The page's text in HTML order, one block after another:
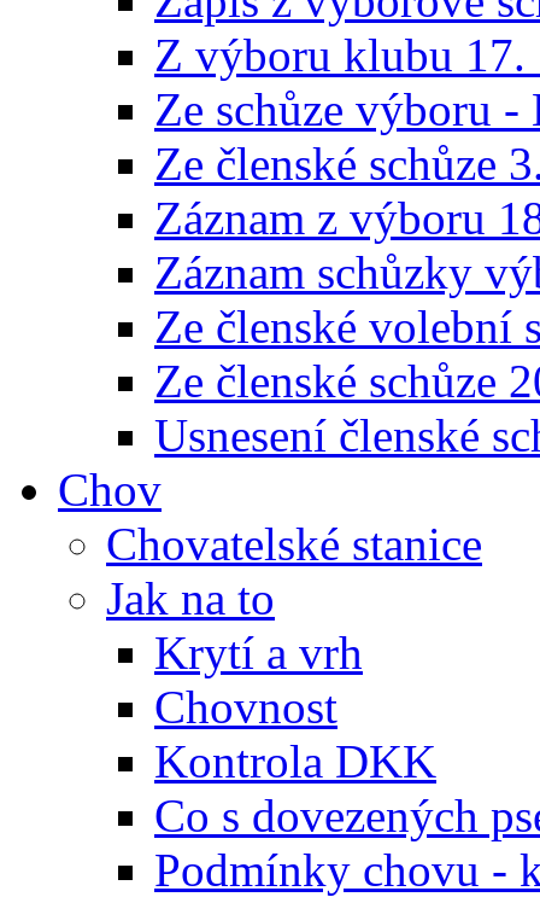
Z výboru klubu 17.
Ze schůze výboru
Ze členské schůze
Záznam z výboru
Záznam schůzky
Ze členské volební
Ze členské schůze
Usnesení členské
Chov
Chovatelské stanice
Jak na to
Krytí a vrh
Chovnost
Kontrola DKK
Co s dovezených
Podmínky chovu -